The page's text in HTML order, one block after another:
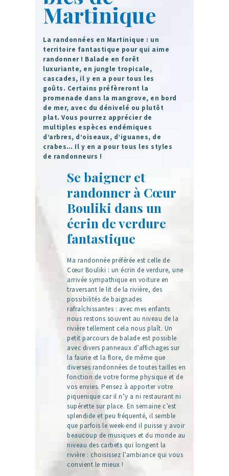
Martinique
La randonnées en Martinique : un
territoire fantastique pour qui aime
randonner ! Balade en forêt
luxuriante, en jungle tropicale,
cascades, il y en a pour tous les
goûts. Certains préfèreront la
promenade dans la mangrove, en bord
de mer, avec du dénivelé ou plutôt
plat. Vous pourrez apprécier de
multiples espèces endémiques
d’arbres, d’oiseaux, d’iguanes, de
crabes… Il y en a pour tous les styles
de randonneurs !
Se baigner et
randonner à Cœur
Bouliki dans un
écrin de verdure
fantastique
Ma randonnée préférée est celle de
Cœur Bouliki : un écrin de verdure, une
arrivée sympathique en voiture en
traversant le lit de la rivière, des
possibilités de baignades
rafraîchissantes : avec mes enfants
nous restons souvent au niveau de la
rivière tellement cela nous plaît. Un
petit parcours de balade est possible
avec divers panneaux d’affichages sur
la faune et la flore, de même que
diverses randonnées de toutes tailles en
fonction de votre forme physique et de
vos envies. Pensez à apporter votre
piquenique car il n’y a ni restaurant ni
supérette sur place. En semaine c’est
splendide et peu fréquenté, il semble
que parfois le week-end il puisse y avoir
beaucoup de musiques et du monde au
niveau des carbets qui longent la
rivière : choisissez l’ambiance qui vous
convient le mieux !